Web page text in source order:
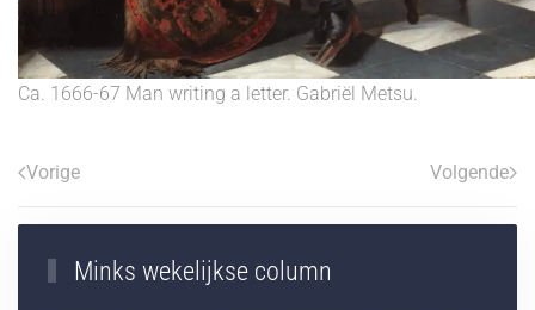
Ca. 1666-67 Man writing a letter. Gabriël Metsu.
Vorige Volgende
Minks wekelijkse column